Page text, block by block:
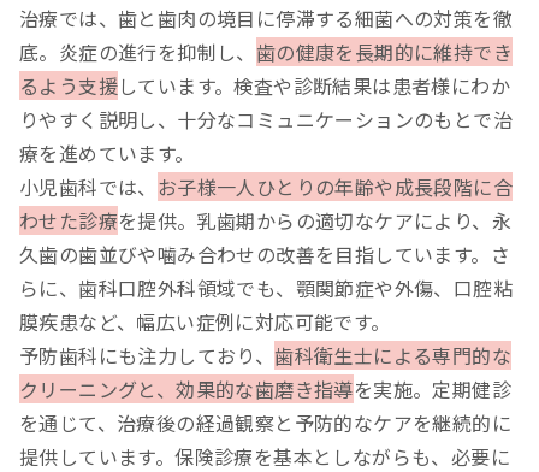
治療では、歯と歯肉の境目に停滞する細菌への対策を徹
底。炎症の進行を抑制し、 歯の健康を長期的に維持でき
るよう支援しています。検査や診断結果は患者様にわか
りやすく説明し、十分なコミュニケーションのもとで治
療を進めています。
小児歯科では、 お子様一人ひとりの年齢や成長段階に合
わせた診療を提供。乳歯期からの適切なケアにより、永
久歯の歯並びや噛み合わせの改善を目指しています。さ
らに、歯科口腔外科領域でも、顎関節症や外傷、口腔粘
膜疾患など、幅広い症例に対応可能です。
予防歯科にも注力しており、 歯科衛生士による専門的な
クリーニングと、効果的な歯磨き指導を実施。定期健診
を通じて、治療後の経過観察と予防的なケアを継続的に
提供しています。保険診療を基本としながらも、必要に